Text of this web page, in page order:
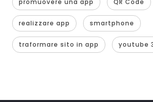
promuovere una app QR Code
realizzare app smartphone
traformare sito in app youtube